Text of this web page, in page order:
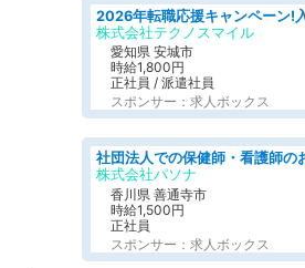
株式会社テクノスマイル
愛知県 安城市
時給1,800円
正社員 / 派遣社員
スポンサー：求人ボックス
株式会社パソナ
香川県 善通寺市
時給1,500円
正社員
スポンサー：求人ボックス